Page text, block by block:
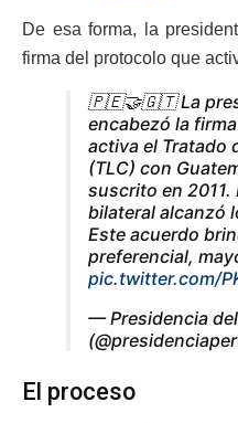
De esa forma, la
firma del protocolo que
🇵🇪🤝🇬🇹 La
encabezó la
activa el Tratado
(TLC) con
suscrito en 2011.
bilateral alcanzó
Este acuerdo
preferencial,
pic.twitter.com/
— Presidencia
El proceso